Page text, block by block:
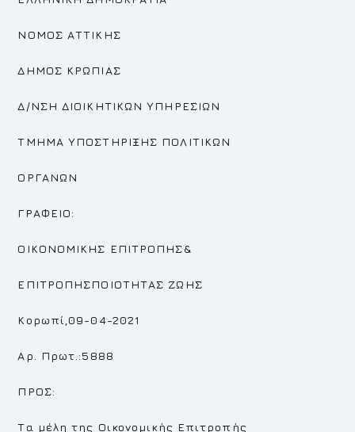
ΝΟΜΟΣ ΑΤΤΙΚΗΣ
ΔΗΜΟΣ ΚΡΩΠΙΑΣ
Δ/ΝΣΗ ΔΙΟΙΚΗΤΙΚΩΝ ΥΠΗΡΕΣΙΩΝ
ΤΜΗΜΑ ΥΠΟΣΤΗΡΙΞΗΣ ΠΟΛΙΤΙΚΩΝ
ΟΡΓΑΝΩΝ
ΓΡΑΦΕΙΟ:
ΟΙΚΟΝΟΜΙΚΗΣ ΕΠΙΤΡΟΠΗΣ&
ΕΠΙΤΡΟΠΗΣΠΟΙΟΤΗΤΑΣ ΖΩΗΣ
Κορωπί,09-04-2021
Αρ. Πρωτ.:5888
ΠΡΟΣ:
Τα μέλη της Οικονομικής Επιτροπής